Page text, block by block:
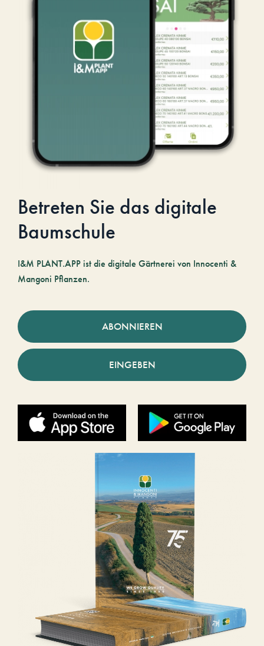
Betreten Sie das digitale
Baumschule
I&M PLANT.APP ist die digitale Gärtnerei von Innocenti &
Mangoni Pflanzen.
ABONNIEREN
EINGEBEN